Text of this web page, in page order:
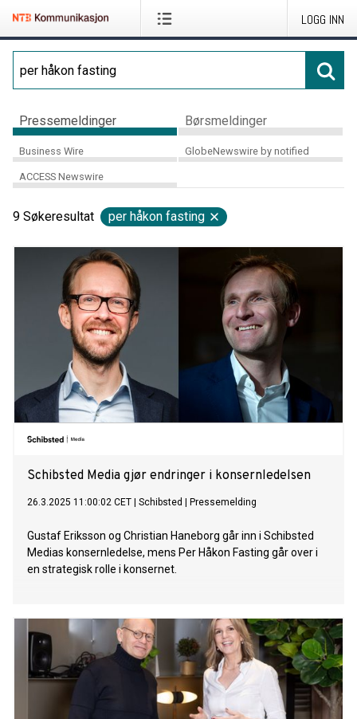
LOGG INN
Pressemeldinger Børsmeldinger
Business Wire GlobeNewswire by notified
ACCESS Newswire
9 Søkeresultat per håkon fasting
Schibsted Media gjør endringer i konsernledelsen
26.3.2025 11:00:02 CET Schibsted Pressemelding
Gustaf Eriksson og Christian Haneborg går inn i Schibsted
Medias konsernledelse, mens Per Håkon Fasting går over i
en strategisk rolle i konsernet.